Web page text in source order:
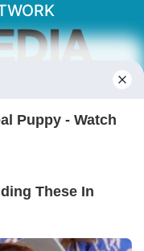
berita aktual dan